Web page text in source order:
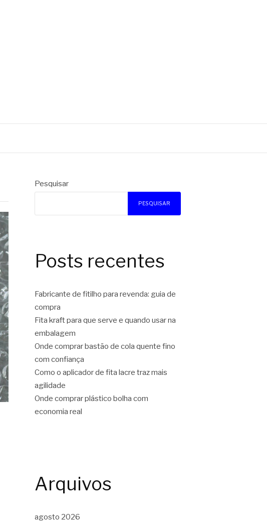
Pesquisar
PESQUISAR
Posts recentes
Fabricante de fitilho para revenda: guia de
compra
Fita kraft para que serve e quando usar na
embalagem
Onde comprar bastão de cola quente fino
com confiança
Como o aplicador de fita lacre traz mais
agilidade
Onde comprar plástico bolha com
economia real
Arquivos
agosto 2026